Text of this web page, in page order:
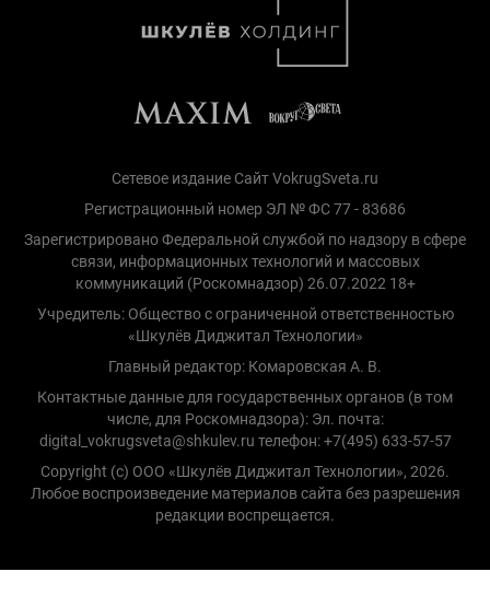
Сетевое издание Сайт VokrugSveta.ru
Регистрационный номер ЭЛ № ФС 77 - 83686
Зарегистрировано Федеральной службой по надзору в сфере
связи, информационных технологий и массовых
коммуникаций (Роскомнадзор) 26.07.2022 18+
Учредитель: Общество с ограниченной ответственностью
«Шкулёв Диджитал Технологии»
Главный редактор: Комаровская А. В.
Контактные данные для государственных органов (в том
числе, для Роскомнадзора): Эл. почта:
digital_vokrugsveta@shkulev.ru телефон: +7(495) 633-57-57
Copyright (с) ООО «Шкулёв Диджитал Технологии», 2026.
Любое воспроизведение материалов сайта без разрешения
редакции воспрещается.